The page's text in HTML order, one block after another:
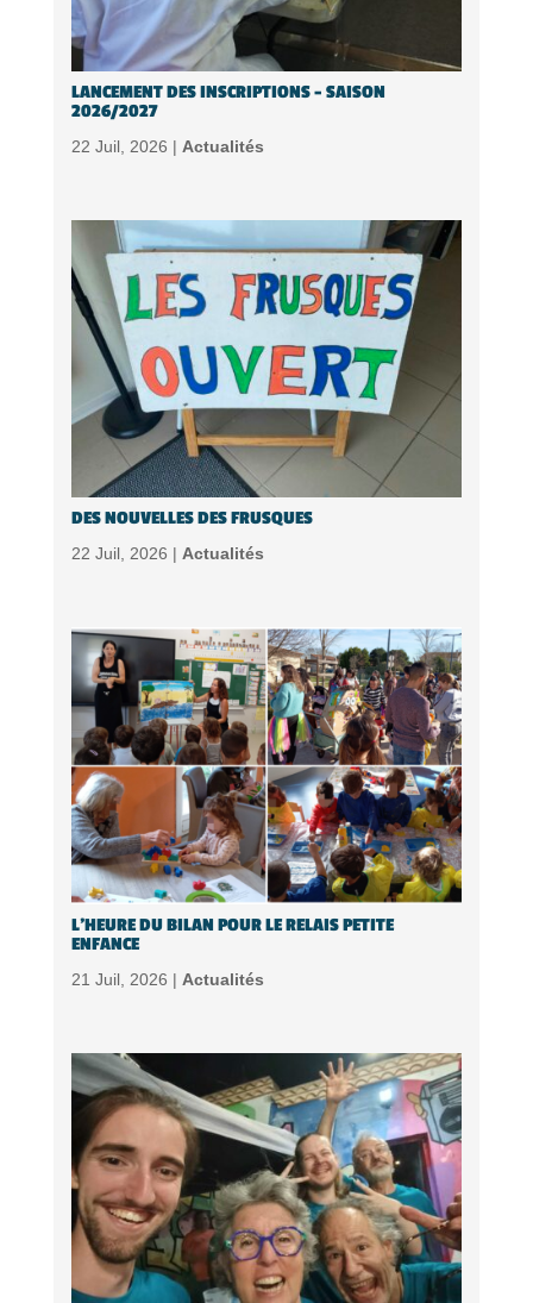
LANCEMENT DES INSCRIPTIONS – SAISON
2026/2027
22 Juil, 2026 | Actualités
DES NOUVELLES DES FRUSQUES
22 Juil, 2026 | Actualités
L’HEURE DU BILAN POUR LE RELAIS PETITE
ENFANCE
21 Juil, 2026 | Actualités